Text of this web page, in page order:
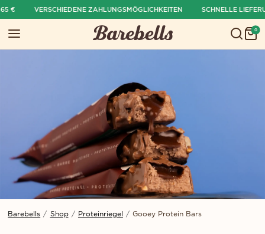
€ VERSCHIEDENE ZAHLUNGSMÖGLICHKEITEN SCHNELLE
Menü öffnen 0
Barebells / Shop / Proteinriegel / Gooey Protein Bars
ausblenden